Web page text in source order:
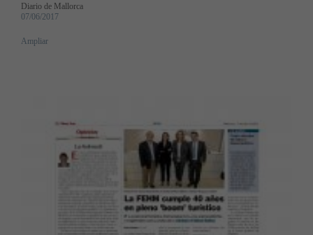
Diario de Mallorca
07/06/2017
Ampliar